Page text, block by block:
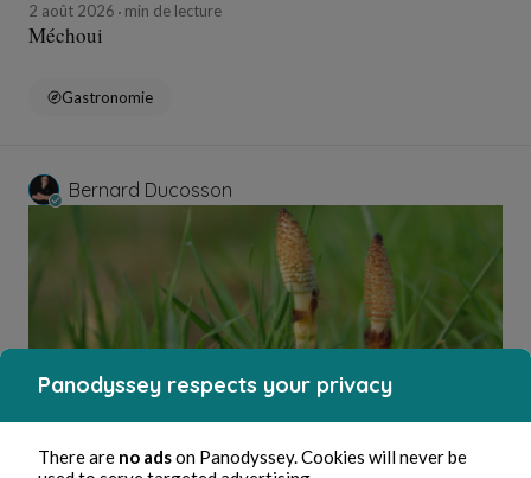
2 août 2026 min de lecture
Méchoui
Gastronomie
Bernard Ducosson
2 août 2026 min de lecture
Ejaculateur
Panodyssey respects your privacy
There are no adson Panodyssey. Cookies will never be